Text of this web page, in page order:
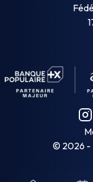
© 2026 -